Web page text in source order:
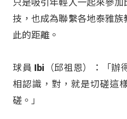
只是吸引年輕人一起來參
技，也成為聯繫各地泰雅
此的距離。
球員 Ibi（邱祖恩）：「辦
相認識，對，就是切磋這
磋。」